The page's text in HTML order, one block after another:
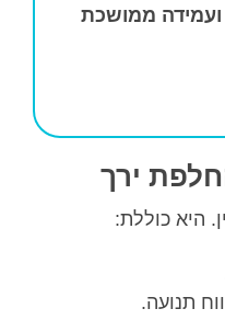
ועמידה ממושכת
ירך
היא כוללת:
תנועה.